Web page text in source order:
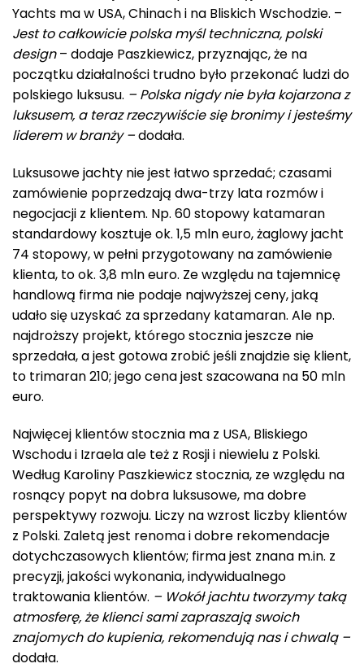
Yachts ma w USA, Chinach i na Bliskich Wschodzie. –
Jest to całkowicie polska myśl techniczna, polski
design– dodaje Paszkiewicz, przyznając, że na
początku działalności trudno było przekonać ludzi do
polskiego luksusu. – Polska nigdy nie była kojarzona z
luksusem, a teraz rzeczywiście się bronimy i jesteśmy
liderem w branży –dodała.
Luksusowe jachty nie jest łatwo sprzedać; czasami
zamówienie poprzedzają dwa-trzy lata rozmów i
negocjacji z klientem. Np. 60 stopowy katamaran
standardowy kosztuje ok. 1,5 mln euro, żaglowy jacht
74 stopowy, w pełni przygotowany na zamówienie
klienta, to ok. 3,8 mln euro. Ze względu na tajemnicę
handlową firma nie podaje najwyższej ceny, jaką
udało się uzyskać za sprzedany katamaran. Ale np.
najdroższy projekt, którego stocznia jeszcze nie
sprzedała, a jest gotowa zrobić jeśli znajdzie się klient,
to trimaran 210; jego cena jest szacowana na 50 mln
euro.
Najwięcej klientów stocznia ma z USA, Bliskiego
Wschodu i Izraela ale też z Rosji i niewielu z Polski.
Według Karoliny Paszkiewicz stocznia, ze względu na
rosnący popyt na dobra luksusowe, ma dobre
perspektywy rozwoju. Liczy na wzrost liczby klientów
z Polski. Zaletą jest renoma i dobre rekomendacje
dotychczasowych klientów; firma jest znana m.in. z
precyzji, jakości wykonania, indywidualnego
traktowania klientów. – Wokół jachtu tworzymy taką
atmosferę, że klienci sami zapraszają swoich
znajomych do kupienia, rekomendują nas i chwalą –
dodała.